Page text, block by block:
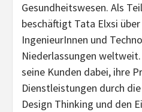
Gesundheitswesen. Als
beschäftigt Tata Elxsi
IngenieurInnen und
Niederlassungen
seine Kunden dabei, ihre
Dienstleistungen durch
Design Thinking und den